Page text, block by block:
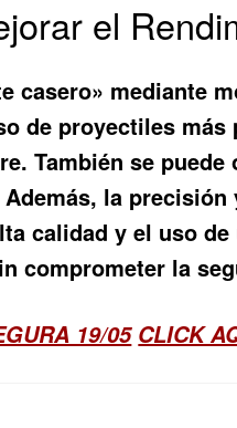
el
casero» mediante
de proyectiles
También se
la
calidad y el uso
comprometer la
19/05 CLICK